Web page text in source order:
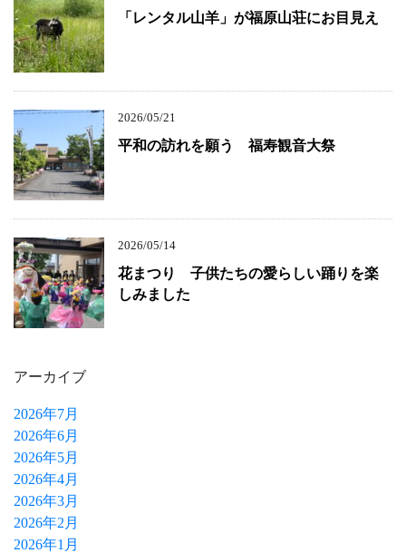
「レンタル山羊」が福原山荘にお目見え
2026/05/21
平和の訪れを願う 福寿観音大祭
2026/05/14
花まつり 子供たちの愛らしい踊りを楽
しみました
アーカイブ
2026年7月
2026年6月
2026年5月
2026年4月
2026年3月
2026年2月
2026年1月